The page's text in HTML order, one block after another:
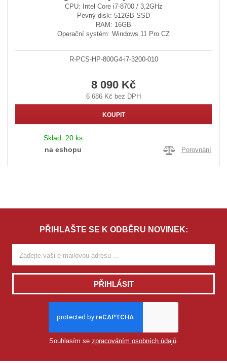
CPU: Intel Core i7-8700 / 3,2GHz
Pevný disk: 512GB SSD
RAM: 16GB
Operační systém: Windows 11 Pro CZ
R-PCS-HP-800G4-i7-3200-010
8 090 Kč
6 686 Kč bez DPH
KOUPIT
Sklad: 20 ks
na eshopu
Porovnání
PŘIHLAŠTE SE K ODBĚRU NOVINEK:
PŘIHLÁSIT
Souhlasím se zpracováním osobních údajů.